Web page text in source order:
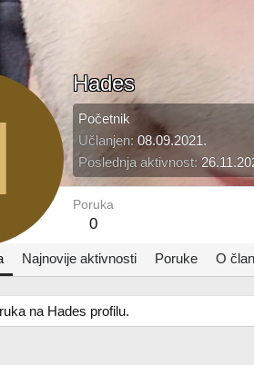
Hades
Početnik
Učlanjen 08.09.2021.
Poslednja aktivnost
Poruka
0
Najnovije aktivnosti Poruke O
na Hades profilu.